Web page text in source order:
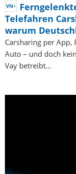
Telefahren
warum
Carsharing per App,
Auto – und doch
Vay betreibt…